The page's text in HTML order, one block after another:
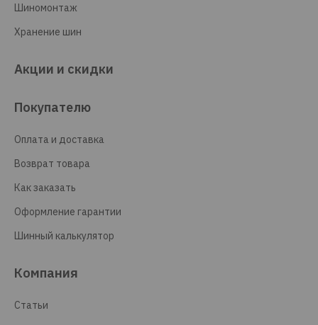
Шиномонтаж
Хранение шин
Акции и скидки
Покупателю
Оплата и доставка
Возврат товара
Как заказать
Оформление гарантии
Шинный калькулятор
Компания
Статьи